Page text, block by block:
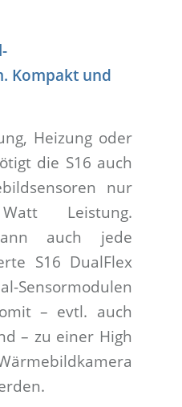
Kompakt und
Heizung oder
die S16 auch
nur
Leistung.
auch jede
S16 DualFlex
Sensormodulen
– evtl. auch
– zu einer High